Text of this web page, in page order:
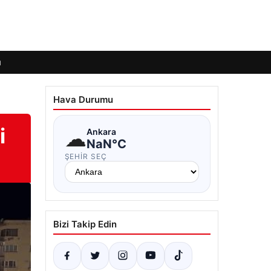
Hava Durumu
☁Ankara
NaN°C
ŞEHIR SEÇ
Bizi Takip Edin